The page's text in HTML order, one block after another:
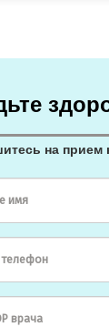
на прием
имя